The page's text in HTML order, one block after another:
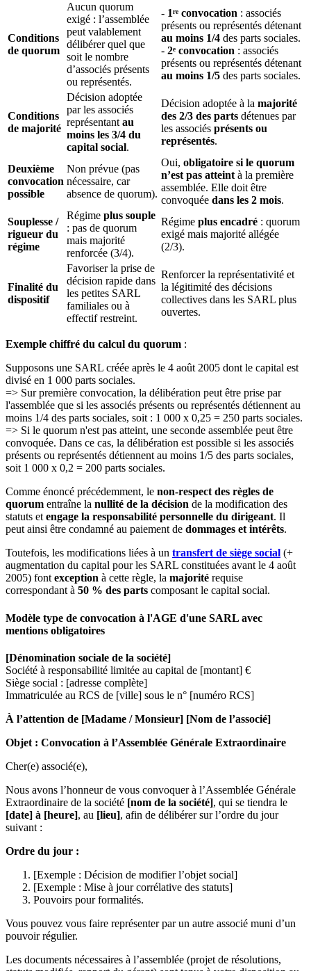
Conditions
de quorum
Aucun quorum
exigé : l’assemblée
peut valablement
délibérer quel que
soit le nombre
d’associés présents
ou représentés.
- 1ʳᵉ convocation : associés
présents ou représentés détenant
au moins 1/4 des parts sociales.
- 2ᵉ convocation : associés
présents ou représentés détenant
au moins 1/5 des parts sociales.
Conditions
de majorité
Décision adoptée
par les associés
représentant au
moins les 3/4 du
capital social.
Décision adoptée à la majorité
des 2/3 des parts détenues par
les associés présents ou
représentés.
Deuxième
convocation
possible
Non prévue (pas
nécessaire, car
absence de quorum).
Oui, obligatoire si le quorum
n’est pas atteint à la première
assemblée. Elle doit être
convoquée dans les 2 mois.
Souplesse /
rigueur du
régime
Régime plus souple
: pas de quorum
mais majorité
renforcée (3/4).
Régime plus encadré : quorum
exigé mais majorité allégée
(2/3).
Finalité du
dispositif
Favoriser la prise de
décision rapide dans
les petites SARL
familiales ou à
effectif restreint.
Renforcer la représentativité et
la légitimité des décisions
collectives dans les SARL plus
ouvertes.
Exemple chiffré du calcul du quorum :
Supposons une SARL créée après le 4 août 2005 dont le capital est
divisé en 1 000 parts sociales.
=> Sur première convocation, la délibération peut être prise par
l'assemblée que si les associés présents ou représentés détiennent au
moins 1/4 des parts sociales, soit : 1 000 x 0,25 = 250 parts sociales.
=> Si le quorum n'est pas atteint, une seconde assemblée peut être
convoquée. Dans ce cas, la délibération est possible si les associés
présents ou représentés détiennent au moins 1/5 des parts sociales,
soit 1 000 x 0,2 = 200 parts sociales.
Comme énoncé précédemment, le non-respect des règles de
quorum entraîne la nullité de la décision de la modification des
statuts et engage la responsabilité personnelle du dirigeant. Il
peut ainsi être condamné au paiement de dommages et intérêts.
Toutefois, les modifications liées à un transfert de siège social (+
augmentation du capital pour les SARL constituées avant le 4 août
2005) font exception à cette règle, la majorité requise
correspondant à 50 % des parts composant le capital social.
Modèle type de convocation à l'AGE d'une SARL avec
mentions obligatoires
[Dénomination sociale de la société]
Société à responsabilité limitée au capital de [montant] €
Siège social : [adresse complète]
Immatriculée au RCS de [ville] sous le n° [numéro RCS]
À l’attention de [Madame / Monsieur] [Nom de l’associé]
Objet : Convocation à l’Assemblée Générale Extraordinaire
Cher(e) associé(e),
Nous avons l’honneur de vous convoquer à l’Assemblée Générale
Extraordinaire de la société [nom de la société], qui se tiendra le
[date] à [heure], au [lieu], afin de délibérer sur l’ordre du jour
suivant :
Ordre du jour :
[Exemple : Décision de modifier l’objet social]
[Exemple : Mise à jour corrélative des statuts]
Pouvoirs pour formalités.
Vous pouvez vous faire représenter par un autre associé muni d’un
pouvoir régulier.
Les documents nécessaires à l’assemblée (projet de résolutions,